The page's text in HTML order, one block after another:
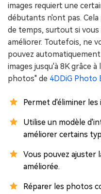
images requiert une
débutants n'ont pas.
de temps, surtout si
améliorer. Toutefois, ne
pouvez
images jusqu'à 8K grâce
photos" de 4DDiG Photo
Permet d'éliminer les
Utilise un modèle
améliorer certains
Vous pouvez ajuster
améliorée.
Réparer les photos